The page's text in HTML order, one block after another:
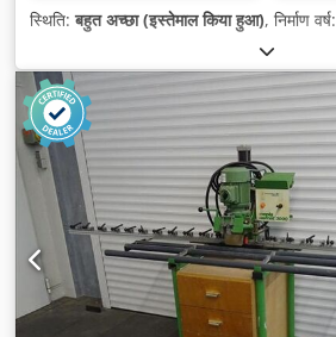
स्थिति:बहुत अच्छा (इस्तेमाल किया हुआ), निर्माण वर्ष: